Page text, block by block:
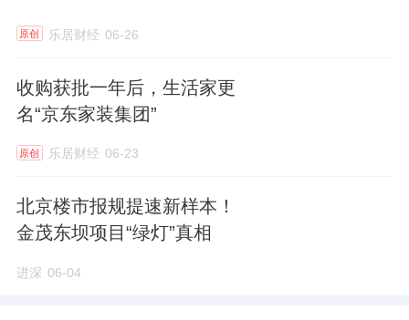
在客户战略上，云知声选择率先成功与各行业
户”），譬如家电的格力、康养的平安科技、医
疗服务的北京协和医院、医保的
通过与早期灯塔客户的合作，云知声获得了这
景，以及零散的长尾场景。尽管各个长尾场景
单独发生的频率较低，但合并占有所有场景的
大部分。这些经验反哺云知声能够快速识别常
原创 乐居财经 06-26
收购获批一年后，生活家更
名“京东家装集团”
原创 乐居财经 06-23
北京楼市报规提速新样本！
金茂东坝项目“绿灯”真相
进深 06-04